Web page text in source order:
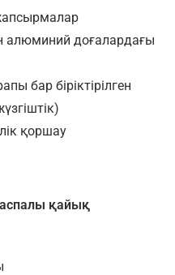
алюминий доғалардағы
бар біріктірілген
қоршау
аспалы қайық